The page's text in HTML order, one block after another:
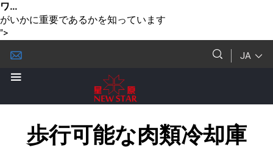
ワ...
がいかに重要であるかを知っています
">
JA
歩行可能な肉類冷却庫